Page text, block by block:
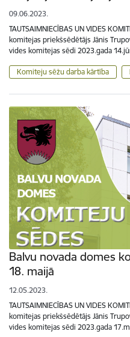
09.06.2023.
TAUTSAIMNIECĪBAS UN VIDES
komitejas priekšsēdētājs Jānis
vides komitejas sēdi 2023.gada
Komiteju sēžu darba kārtība
Balvu novada domes
18. maijā
12.05.2023.
TAUTSAIMNIECĪBAS UN VIDES
komitejas priekšsēdētājs Jānis
vides komitejas sēdi 2023.gada